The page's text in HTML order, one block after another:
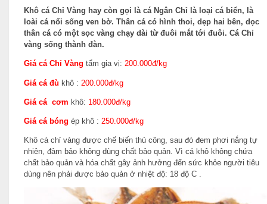
Khô cá Chỉ Vàng hay còn gọi là cá Ngân Chỉ là loại cá biển, là
loài cá nổi sống ven bờ. Thân cá có hình thoi, dẹp hai bên, dọc
thân cá có một sọc vàng chạy dài từ đuôi mắt tới đuôi. Cá Chỉ
vàng sống thành đàn.
Giá cá Chỉ Vàng tẩm gia vị: 200.000đ/kg
Giá cá đù khô : 200.000đ/kg
Giá cá cơm khô: 180.000đ/kg
Giá cá bóng ép khô : 250.000đ/kg
Khô cá chỉ vàng được chế biến thủ công, sau đó đem phơi nắng tự
nhiên, đảm bảo không dùng chất bảo quản. Vì cá khô không chứa
chất bảo quản và hóa chất gây ảnh hưởng đến sức khỏe người tiêu
dùng nên phải được bảo quản ở nhiệt độ: 18 độ C .